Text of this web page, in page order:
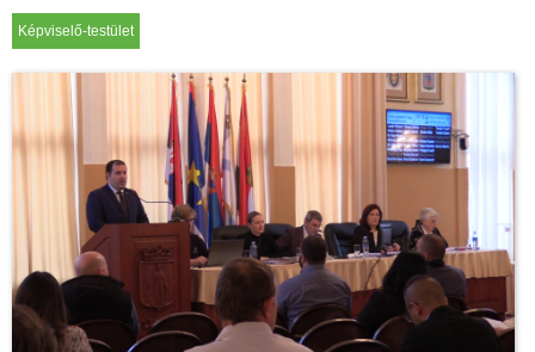
Képviselő-testület